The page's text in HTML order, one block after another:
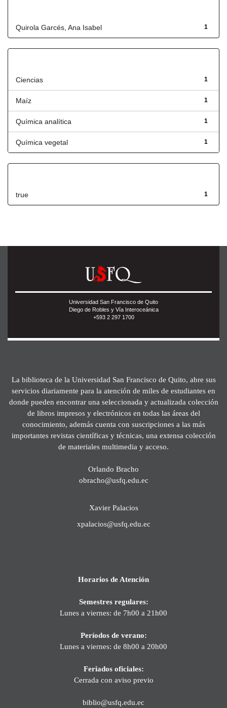
1
Quirola Garcés, Ana Isabel
1
Ciencias
1
Maíz
1
Química analítica
1
Química vegetal
1
true
Universidad San Francisco de Quito
Diego de Robles y Vía Interoceánica
+593 2 297 1700
La biblioteca de la Universidad San Francisco de Quito, abre sus
servicios diariamente para la atención de miles de estudiantes en
donde pueden encontrar una seleccionada y actualizada colección
de libros impresos y electrónicos en todas las áreas del
conocimiento, además cuenta con suscripciones a las más
importantes revistas científicas y técnicas, una extensa colección
de materiales multimedia y acceso.
Orlando Bracho
obracho@usfq.edu.ec
Xavier Palacios
xpalacios@usfq.edu.ec
Horarios de Atención
Semestres regulares:
Lunes a viernes: de 7h00 a 21h00
Períodos de verano:
Lunes a viernes: de 8h00 a 20h00
Feriados oficiales:
Cerrada con aviso previo
biblio@usfq.edu.ec